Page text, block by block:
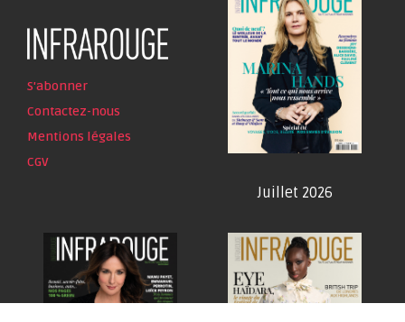
S'abonner
Contactez-nous
Mentions légales
CGV
Juillet 2026